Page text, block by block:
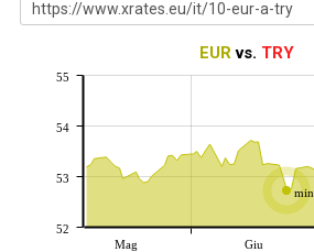
EURvs. TRY
min
Mag Giu
52
53
54
55